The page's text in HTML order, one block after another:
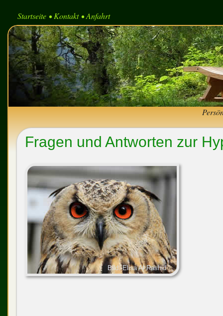
Startseite • Kontakt•Anfahrt
Fragen und Antworten zur
Bild: Elisa Al Rashid